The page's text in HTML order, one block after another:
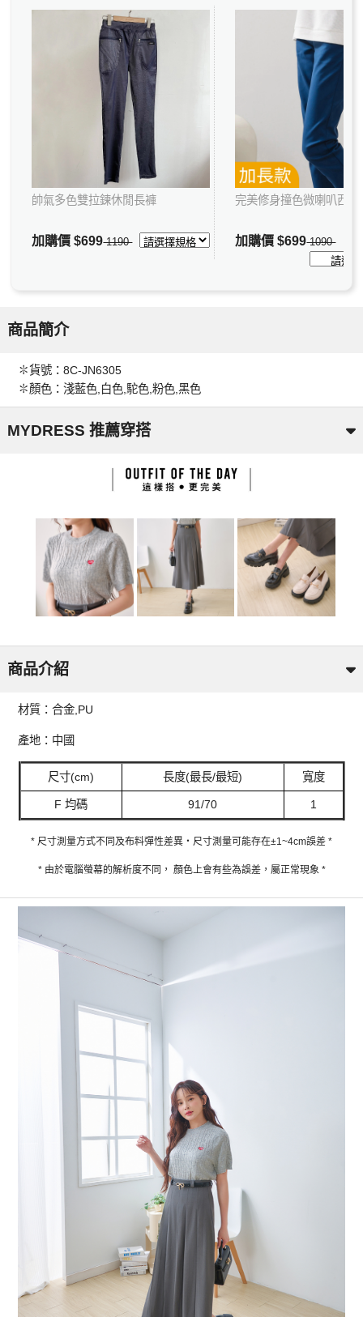
帥氣多色雙拉鍊休閒長褲
加購價$6991190
完美修身撞色微喇叭西裝
加購價$6991090
商品簡介
✽貨號：8C-JN6305
✽顏色：淺藍色,白色,駝色,粉色,黑色
MYDRESS 推薦穿搭
商品介紹
材質：合金,PU
產地：中國
尺寸(cm) 長度(最長/最短) 寬度
F 均碼 91/70 1
* 尺寸測量方式不同及布料彈性差異‧尺寸測量可能存在±1~4cm誤差 *
* 由於電腦螢幕的解析度不同， 顏色上會有些為誤差，屬正常現象 *